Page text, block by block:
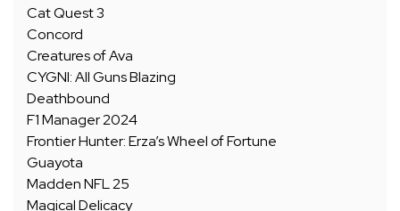
Cat Quest 3
Concord
Creatures of Ava
CYGNI: All Guns Blazing
Deathbound
F1 Manager 2024
Frontier Hunter: Erza’s Wheel of Fortune
Guayota
Madden NFL 25
Magical Delicacy